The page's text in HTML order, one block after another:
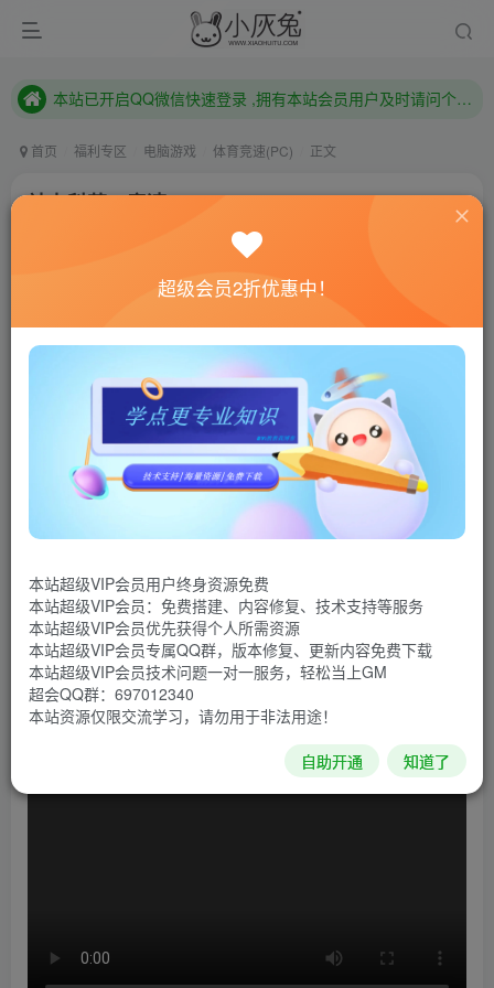
本站已开启QQ微信快速登录 ,拥有本站会员用户及时请问个人中心绑定！
本站已开启QQ微信快速登录 ,拥有本站会员用户及时请问个人中心绑定！
首页 福利专区 电脑游戏 体育竞速(PC) 正文
神力科莎：竞速/Assetto Corsa Competizione
联网教程： 内附教程
单机教程： 内附教程
不懂的话联系客服！！！
本站的资源转载自国内外各大媒体和网络，仅供试玩体
验。如果您喜欢该游戏内容，请支持正版 →→→正版购买
游戏介绍
《神力科莎：竞速》为宝珀GT系列赛最新官方游戏，宝
命名，并由 SRO Motorsports Group主办。游戏由Kunos
Simulazioni 与505 Games呈现，将在今夏登陆Steam展开抢
先体验。游戏拥有无与伦比的模拟驾驶质量，能让玩家体验
GT3系列独特的氛围，对抗官方车手与车队，体验所有高精
度还原并注重细节的车辆与赛道。
超级会员2折优惠中！
本站超级VIP会员用户终身资源免费
本站超级VIP会员：免费搭建、内容修复、技术支持等服务
本站超级VIP会员优先获得个人所需资源
本站超级VIP会员专属QQ群，版本修复、更新内容免费下载
本站超级VIP会员技术问题一对一服务，轻松当上GM
超会QQ群：697012340
本站资源仅限交流学习，请勿用于非法用途！
自助开通 知道了